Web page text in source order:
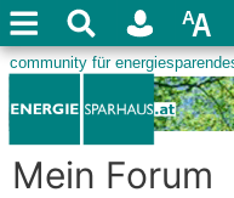
Mein Forum